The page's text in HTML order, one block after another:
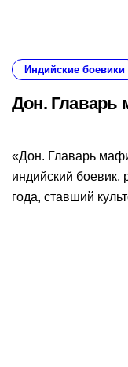
Индийские боевики
Дон. Главарь
«Дон. Главарь мафии» — это захватывающий
индийский
года, ставший